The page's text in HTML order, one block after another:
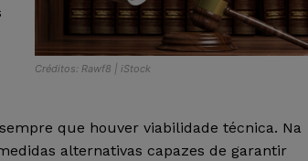
Créditos: Rawf8 | iStock
que houver viabilidade técnica. Na
alternativas capazes de garantir